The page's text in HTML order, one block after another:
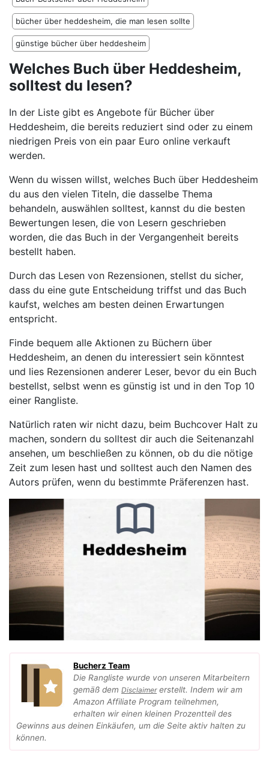
bücher über heddesheim, die man lesen sollte
günstige bücher über heddesheim
Welches Buch über Heddesheim,
solltest du lesen?
In der Liste gibt es Angebote für Bücher über
Heddesheim, die bereits reduziert sind oder zu einem
niedrigen Preis von ein paar Euro online verkauft
werden.
Wenn du wissen willst, welches Buch über Heddesheim
du aus den vielen Titeln, die dasselbe Thema
behandeln, auswählen solltest, kannst du die besten
Bewertungen lesen, die von Lesern geschrieben
worden, die das Buch in der Vergangenheit bereits
bestellt haben.
Durch das Lesen von Rezensionen, stellst du sicher,
dass du eine gute Entscheidung triffst und das Buch
kaufst, welches am besten deinen Erwartungen
entspricht.
Finde bequem alle Aktionen zu Büchern über
Heddesheim, an denen du interessiert sein könntest
und lies Rezensionen anderer Leser, bevor du ein Buch
bestellst, selbst wenn es günstig ist und in den Top 10
einer Rangliste.
Natürlich raten wir nicht dazu, beim Buchcover Halt zu
machen, sondern du solltest dir auch die Seitenanzahl
ansehen, um beschließen zu können, ob du die nötige
Zeit zum lesen hast und solltest auch den Namen des
Autors prüfen, wenn du bestimmte Präferenzen hast.
Bucherz Team
Die Rangliste wurde von unseren Mitarbeitern
gemäß dem Disclaimererstellt. Indem wir am
Amazon Affiliate Program teilnehmen,
erhalten wir einen kleinen Prozentteil des
Gewinns aus deinen Einkäufen, um die Seite aktiv halten zu
können.